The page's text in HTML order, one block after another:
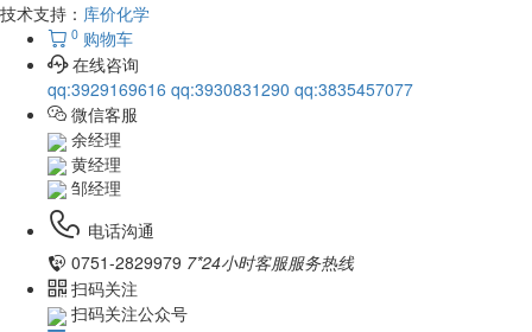
技术支持： 库价化学
0 购物车
在线咨询
qq:3929169616 qq:3930831290 qq:3835457077
微信客服
余经理
黄经理
邹经理
电话沟通
0751-2829979 7*24小时客服服务热线
扫码关注
扫码关注公众号